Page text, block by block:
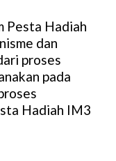
Pesta Hadiah
dan
proses
pada
Hadiah IM3